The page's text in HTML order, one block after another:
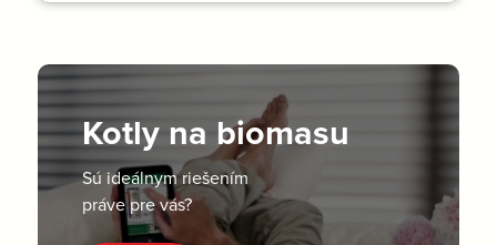
Kotly na biomasu
Sú ideálnym riešením
práve pre vás?